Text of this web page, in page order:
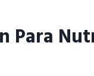
Para